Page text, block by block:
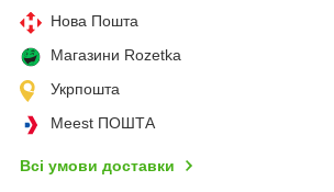
Нова Пошта
Магазини Rozetka
Укрпошта
Meest ПОШТА
Всі умови доставки